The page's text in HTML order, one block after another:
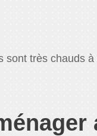
très chauds